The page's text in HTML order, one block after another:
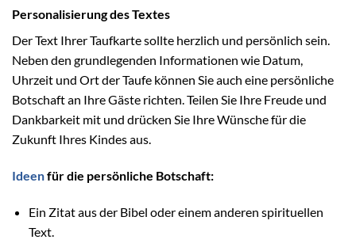
Personalisierung des Textes
Der Text Ihrer Taufkarte sollte herzlich und persönlich sein.
Neben den grundlegenden Informationen wie Datum,
Uhrzeit und Ort der Taufe können Sie auch eine persönliche
Botschaft an Ihre Gäste richten. Teilen Sie Ihre Freude und
Dankbarkeit mit und drücken Sie Ihre Wünsche für die
Zukunft Ihres Kindes aus.
Ideenfür die persönliche Botschaft:
Ein Zitat aus der Bibel oder einem anderen spirituellen
Text.